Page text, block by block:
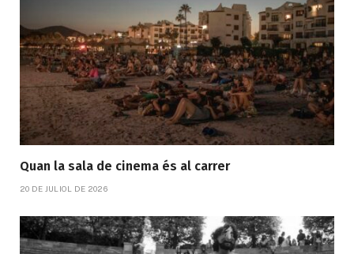
Quan la sala de cinema és al carrer
20 DE JULIOL DE 2026